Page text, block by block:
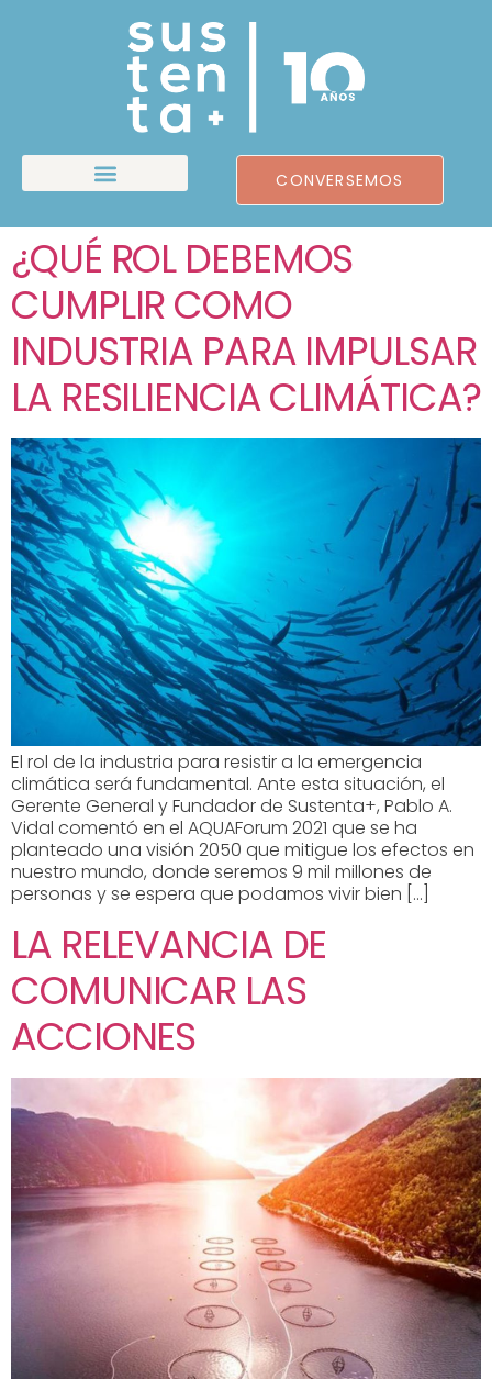
CONVERSEMOS
¿QUÉ ROL DEBEMOS
CUMPLIR COMO
INDUSTRIA PARA IMPULSAR
LA RESILIENCIA CLIMÁTICA?
El rol de la industria para resistir a la emergencia
climática será fundamental. Ante esta situación, el
Gerente General y Fundador de Sustenta+, Pablo A.
Vidal comentó en el AQUAForum 2021 que se ha
planteado una visión 2050 que mitigue los efectos en
nuestro mundo, donde seremos 9 mil millones de
personas y se espera que podamos vivir bien […]
LA RELEVANCIA DE
COMUNICAR LAS
ACCIONES